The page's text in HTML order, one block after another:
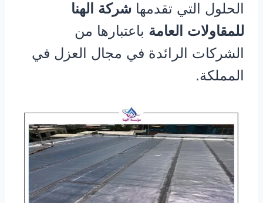
الحلول التي تقدمها شركة الهنا
للمقاولات العامة باعتبارها من
الشركات الرائدة في مجال العزل في
المملكة.